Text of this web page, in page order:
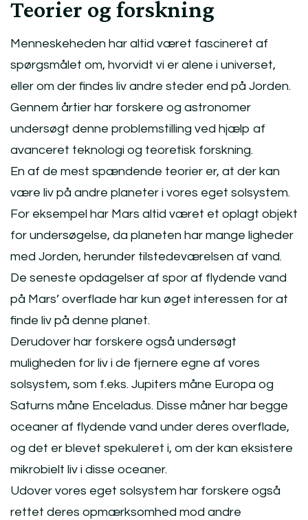
Teorier og forskning
Menneskeheden har altid været fascineret af
spørgsmålet om, hvorvidt vi er alene i universet,
eller om der findes liv andre steder end på Jorden.
Gennem årtier har forskere og astronomer
undersøgt denne problemstilling ved hjælp af
avanceret teknologi og teoretisk forskning.
En af de mest spændende teorier er, at der kan
være liv på andre planeter i vores eget solsystem.
For eksempel har Mars altid været et oplagt objekt
for undersøgelse, da planeten har mange ligheder
med Jorden, herunder tilstedeværelsen af vand.
De seneste opdagelser af spor af flydende vand
på Mars’ overflade har kun øget interessen for at
finde liv på denne planet.
Derudover har forskere også undersøgt
muligheden for liv i de fjernere egne af vores
solsystem, som f.eks. Jupiters måne Europa og
Saturns måne Enceladus. Disse måner har begge
oceaner af flydende vand under deres overflade,
og det er blevet spekuleret i, om der kan eksistere
mikrobielt liv i disse oceaner.
Udover vores eget solsystem har forskere også
rettet deres opmærksomhed mod andre